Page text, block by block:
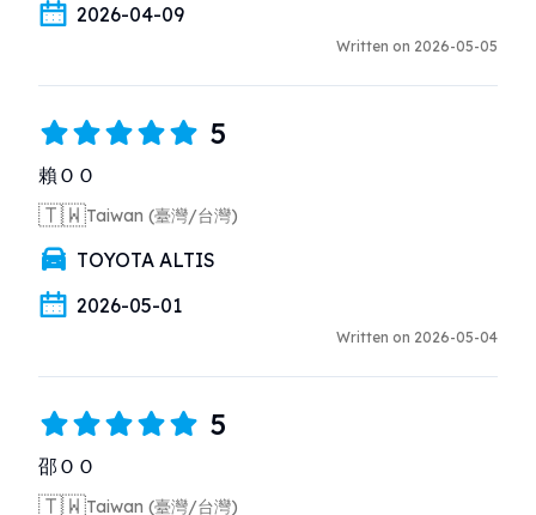
2026-04-09
Written on 2026-05-05
5
賴ＯＯ
🇹🇼Taiwan (臺灣/台灣)
TOYOTA ALTIS
2026-05-01
Written on 2026-05-04
5
邵ＯＯ
🇹🇼Taiwan (臺灣/台灣)